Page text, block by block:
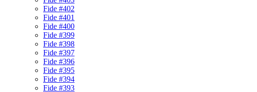
Fide #402
Fide #401
Fide #400
Fide #399
Fide #398
Fide #397
Fide #396
Fide #395
Fide #394
Fide #393